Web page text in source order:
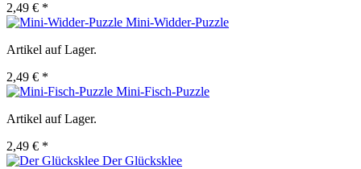
2,49 € *
Mini-Widder-Puzzle
Artikel auf Lager.
2,49 € *
Mini-Fisch-Puzzle
Artikel auf Lager.
2,49 € *
Der Glücksklee